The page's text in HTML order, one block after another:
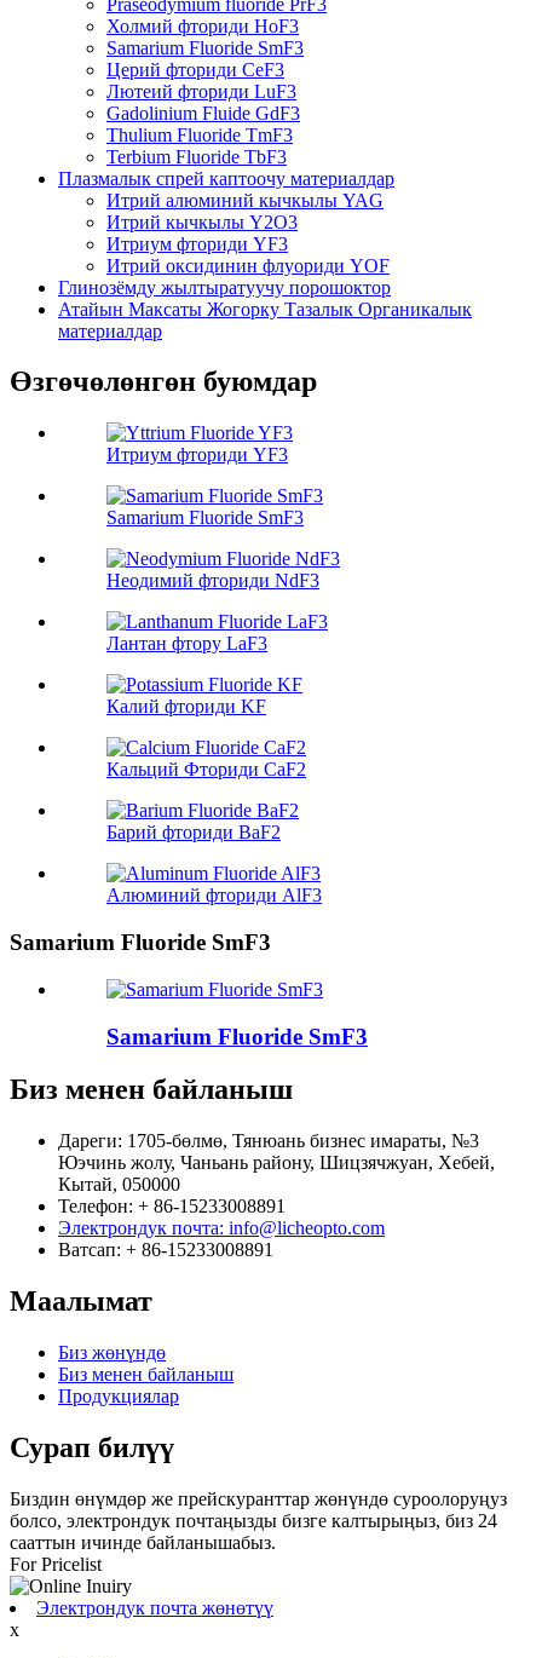
Холмий фториди HoF3
Samarium Fluoride SmF3
Церий фториди CeF3
Лютеий фториди LuF3
Gadolinium Fluide GdF3
Thulium Fluoride TmF3
Terbium Fluoride TbF3
Плазмалык спрей каптоочу материалдар
Итрий алюминий кычкылы YAG
Итрий кычкылы Y2O3
Итриум фториди YF3
Итрий оксидинин флуориди YOF
Глинозёмду жылтыратуучу порошоктор
Атайын Максаты Жогорку Тазалык Органикалык
материалдар
Өзгөчөлөнгөн буюмдар
Итриум фториди YF3
Samarium Fluoride SmF3
Неодимий фториди NdF3
Лантан фтору LaF3
Калий фториди KF
Кальций Фториди CaF2
Барий фториди BaF2
Алюминий фториди AlF3
Samarium Fluoride SmF3
Samarium Fluoride SmF3
Биз менен байланыш
Дареги: 1705-бөлмө, Тянюань бизнес имараты, №3
Юэчинь жолу, Чаньань району, Шицзячжуан, Хебей,
Кытай, 050000
Телефон: + 86-15233008891
Электрондук почта: info@licheopto.com
Ватсап: + 86-15233008891
Маалымат
Биз жөнүндө
Биз менен байланыш
Продукциялар
Сурап ​​билүү
Биздин өнүмдөр же прейскуранттар жөнүндө суроолоруңуз
болсо, электрондук почтаңызды бизге калтырыңыз, биз 24
сааттын ичинде байланышабыз.
For Pricelist
Электрондук почта жөнөтүү
x